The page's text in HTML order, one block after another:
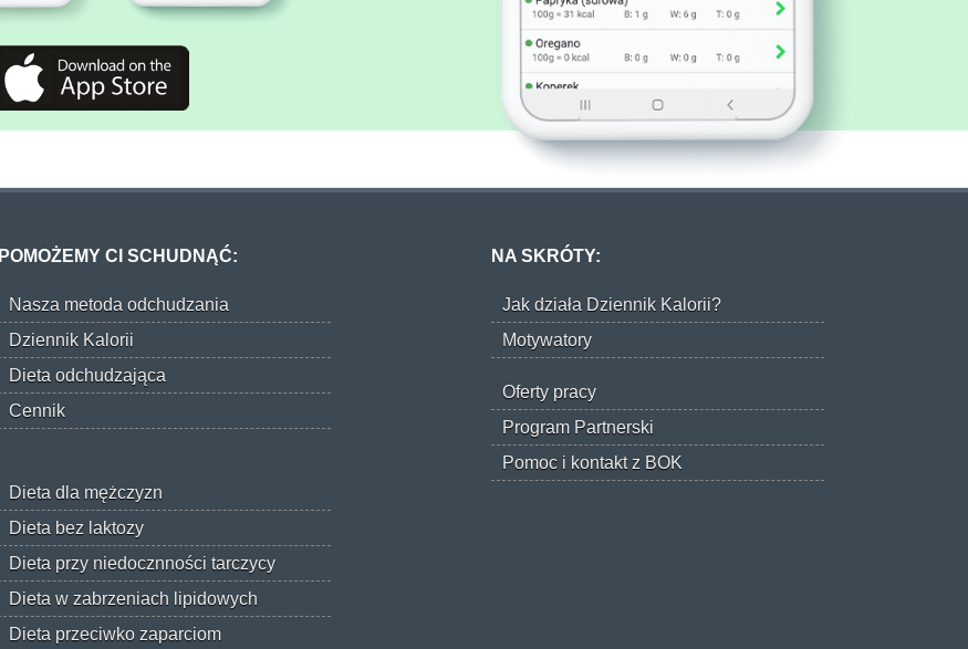
POMOŻEMY CI SCHUDNĄĆ:
Nasza metoda odchudzania
Dziennik Kalorii
Dieta odchudzająca
Cennik
Dieta dla mężczyzn
Dieta bez laktozy
Dieta przy niedocznności tarczycy
Dieta w zabrzeniach lipidowych
Dieta przeciwko zaparciom
NA SKRÓTY:
Jak działa Dziennik Kalorii?
Motywatory
Oferty pracy
Program Partnerski
Pomoc i kontakt z BOK